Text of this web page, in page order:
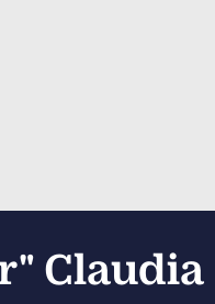
Claudia